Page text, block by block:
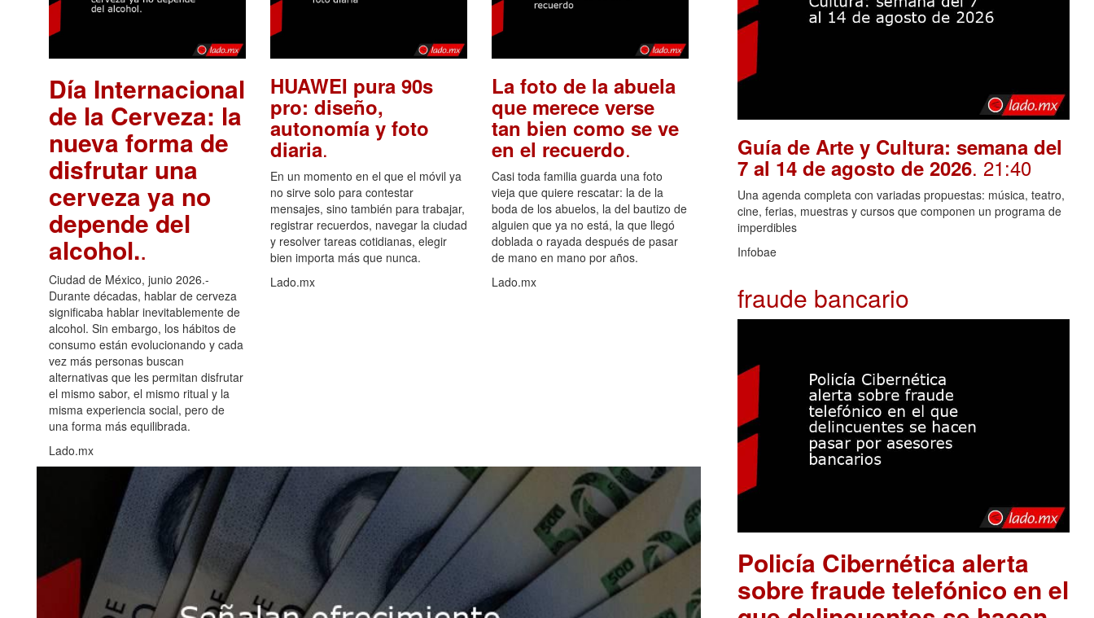
Día Internacional
de la Cerveza: la
nueva forma de
disfrutar una
cerveza ya no
depende del
alcohol..
Ciudad de México, junio 2026.-
Durante décadas, hablar de cerveza
significaba hablar inevitablemente de
alcohol. Sin embargo, los hábitos de
consumo están evolucionando y cada
vez más personas buscan
alternativas que les permitan disfrutar
el mismo sabor, el mismo ritual y la
misma experiencia social, pero de
una forma más equilibrada.
Lado.mx
HUAWEI pura 90s
pro: diseño,
autonomía y foto
diaria.
En un momento en el que el móvil ya
no sirve solo para contestar
mensajes, sino también para trabajar,
registrar recuerdos, navegar la ciudad
y resolver tareas cotidianas, elegir
bien importa más que nunca.
Lado.mx
La foto de la abuela
que merece verse
tan bien como se ve
en el recuerdo.
Casi toda familia guarda una foto
vieja que quiere rescatar: la de la
boda de los abuelos, la del bautizo de
alguien que ya no está, la que llegó
doblada o rayada después de pasar
de mano en mano por años.
Lado.mx
Guía de Arte y Cultura: semana del
7 al 14 de agosto de 2026. 21:40
Una agenda completa con variadas propuestas: música, teatro,
cine, ferias, muestras y cursos que componen un programa de
imperdibles
Infobae
fraude bancario
Policía Cibernética alerta
sobre fraude telefónico en el